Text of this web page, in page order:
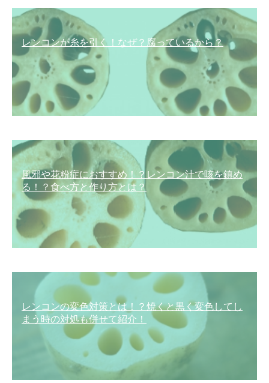
レンコンが糸を引く！なぜ？腐っているから？
風邪や花粉症におすすめ！？レンコン汁で咳を鎮め
る！？食べ方と作り方とは？
レンコンの変色対策とは！？焼くと黒く変色してし
まう時の対処も併せて紹介！